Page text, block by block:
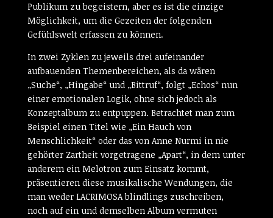
Publikum zu begeistern, aber es ist die einzige
Möglichkeit, um die Gezeiten der folgenden
Gefühlswelt erfassen zu können.
In zwei Zyklen zu jeweils drei aufeinander
aufbauenden Themenbereichen, als da wären
„Suche“, „Hingabe“ und „Bittruf“, folgt „Echos“ nun
einer emotionalen Logik, ohne sich jedoch als
Konzeptalbum zu entpuppen. Betrachtet man zum
Beispiel einen Titel wie „Ein Hauch von
Menschlichkeit“ oder das von Anne Nurmi in nie
gehörter Zartheit vorgetragene „Apart“, in dem unter
anderem ein Melotron zum Einsatz kommt,
präsentieren diese musikalische Wendungen, die
man weder LACRIMOSA blindlings zuschreiben,
noch auf ein und demselben Album vermuten